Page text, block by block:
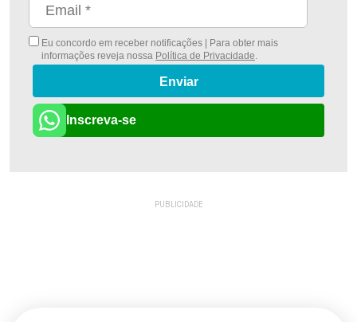
Eu concordo em receber notificações | Para obter mais
informações reveja nossa Política de Privacidade
Enviar
Inscreva-se